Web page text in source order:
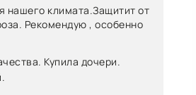
нашего климата.Защитит от
Рекомендую , особенно
Купила дочери.